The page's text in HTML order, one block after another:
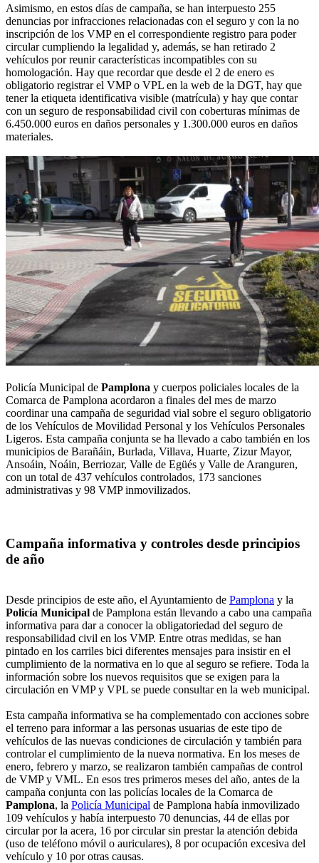
Asimismo, en estos días de campaña, se han interpuesto 255
denuncias por infracciones relacionadas con el seguro y con la no
inscripción de los VMP en el correspondiente registro para poder
circular cumpliendo la legalidad y, además, se han retirado 2
vehículos por reunir características incompatibles con su
homologación. Hay que recordar que desde el 2 de enero es
obligatorio registrar el VMP o VPL en la web de la DGT, hay que
tener la etiqueta identificativa visible (matrícula) y hay que contar
con un seguro de responsabilidad civil con coberturas mínimas de
6.450.000 euros en daños personales y 1.300.000 euros en daños
materiales.
Policía Municipal de Pamplona y cuerpos policiales locales de la
Comarca de Pamplona acordaron a finales del mes de marzo
coordinar una campaña de seguridad vial sobre el seguro obligatorio
de los Vehículos de Movilidad Personal y los Vehículos Personales
Ligeros. Esta campaña conjunta se ha llevado a cabo también en los
municipios de Barañáin, Burlada, Villava, Huarte, Zizur Mayor,
Ansoáin, Noáin, Berriozar, Valle de Egüés y Valle de Aranguren,
con un total de 437 vehículos controlados, 173 sanciones
administrativas y 98 VMP inmovilizados.
Campaña informativa y controles desde principios
de año
Desde principios de este año, el Ayuntamiento de Pamplona y la
Policía Municipal de Pamplona están llevando a cabo una campaña
informativa para dar a conocer la obligatoriedad del seguro de
responsabilidad civil en los VMP. Entre otras medidas, se han
pintado en los carriles bici diferentes mensajes para insistir en el
cumplimiento de la normativa en lo que al seguro se refiere. Toda la
información sobre los nuevos requisitos que se exigen para la
circulación en VMP y VPL se puede consultar en la web municipal.
Esta campaña informativa se ha complementado con acciones sobre
el terreno para informar a las personas usuarias de este tipo de
vehículos de las nuevas condiciones de circulación y también para
controlar el cumplimiento de la nueva normativa. En los meses de
enero, febrero y marzo, se realizaron también campañas de control
de VMP y VML. En esos tres primeros meses del año, antes de la
campaña conjunta con las policías locales de la Comarca de
Pamplona, la Policía Municipal de Pamplona había inmovilizado
109 vehículos y había interpuesto 70 denuncias, 44 de ellas por
circular por la acera, 16 por circular sin prestar la atención debida
(uso de teléfono móvil o auriculares), 8 por ocupación excesiva del
vehículo y 10 por otras causas.